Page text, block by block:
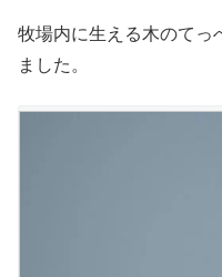
牧場内に生える木のてっ
ました。